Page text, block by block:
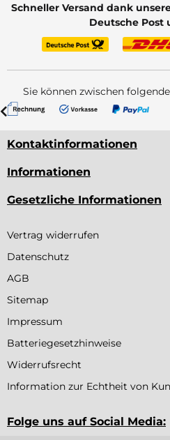
Schneller Versand dank
Deutsche Post
Sie können zwischen
Kontaktinformationen
Informationen
Gesetzliche Informationen
Vertrag widerrufen
Datenschutz
AGB
Sitemap
Impressum
Batteriegesetzhinweise
Widerrufsrecht
Information zur Echtheit von
Folge uns auf Social Media: